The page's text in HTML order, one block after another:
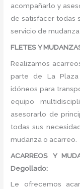
acompañarlo y
de satisfacer todas
servicio de mudanza
FLETES Y
Realizamos
parte de La
idóneos para
equipo
asesorarlo de
todas sus
mudanza o acarreo.
ACARREOS Y
Degollado:
Le ofrecemos